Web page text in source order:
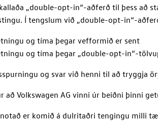
„double-opt-in“-aðferð til þess að
Í tengslum við „double-opt-in“-
og tíma þegar vefformið er sent
og tíma þegar „double-opt-in“-
og svar við henni til að tryggja
að Volkswagen AG vinni úr beiðni þinni
er komið á dulritaðri tengingu milli